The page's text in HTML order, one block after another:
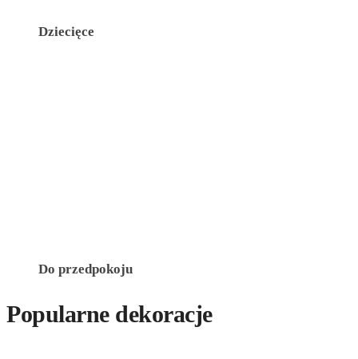
Dziecięce
Do przedpokoju
Popularne dekoracje